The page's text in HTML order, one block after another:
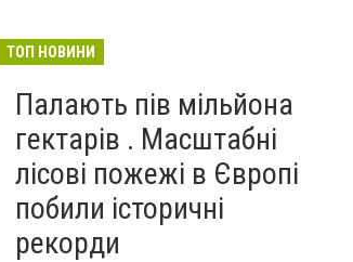
ТОП НОВИНИ
Палають пів мільйона
гектарів . Масштабні
лісові пожежі в Європі
побили історичні
рекорди